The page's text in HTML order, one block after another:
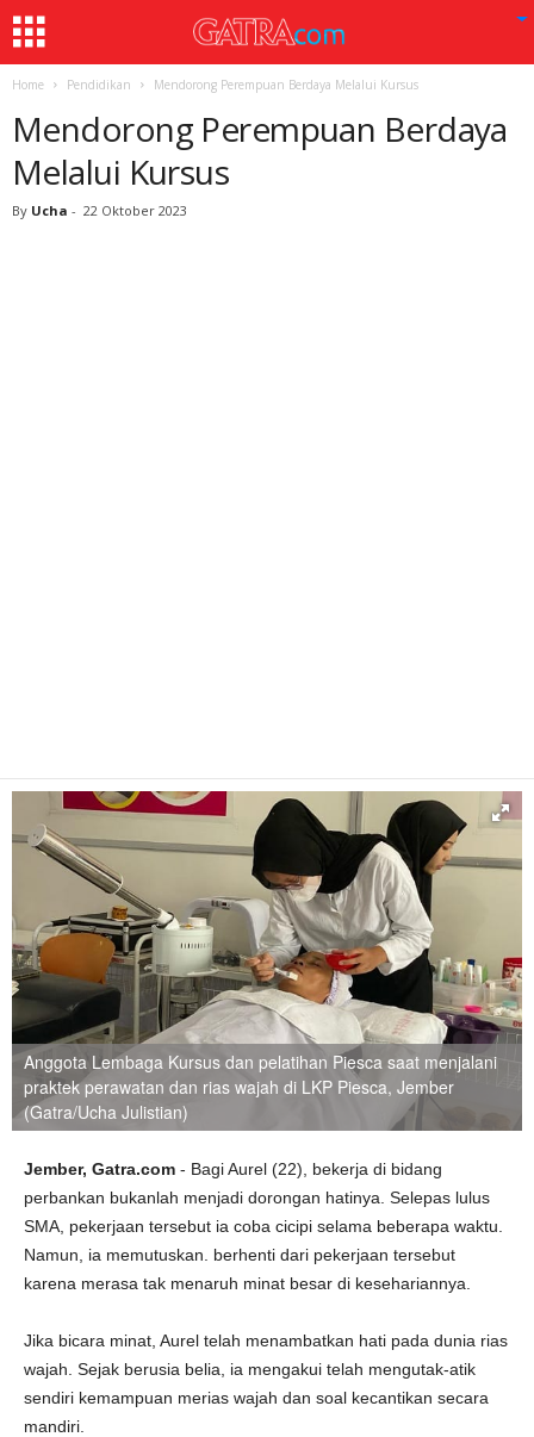
Home Pendidikan Mendorong Perempuan Berdaya Melalui Kursus
Mendorong Perempuan Berdaya
Melalui Kursus
By Ucha - 22 Oktober 2023
Anggota Lembaga Kursus dan pelatihan Piesca saat menjalani
praktek perawatan dan rias wajah di LKP Piesca, Jember
(Gatra/Ucha Julistian)
Jember, Gatra.com - Bagi Aurel (22), bekerja di bidang
perbankan bukanlah menjadi dorongan hatinya. Selepas lulus
SMA, pekerjaan tersebut ia coba cicipi selama beberapa waktu.
Namun, ia memutuskan. berhenti dari pekerjaan tersebut
karena merasa tak menaruh minat besar di kesehariannya.
Jika bicara minat, Aurel telah menambatkan hati pada dunia rias
wajah. Sejak berusia belia, ia mengakui telah mengutak-atik
sendiri kemampuan merias wajah dan soal kecantikan secara
mandiri.